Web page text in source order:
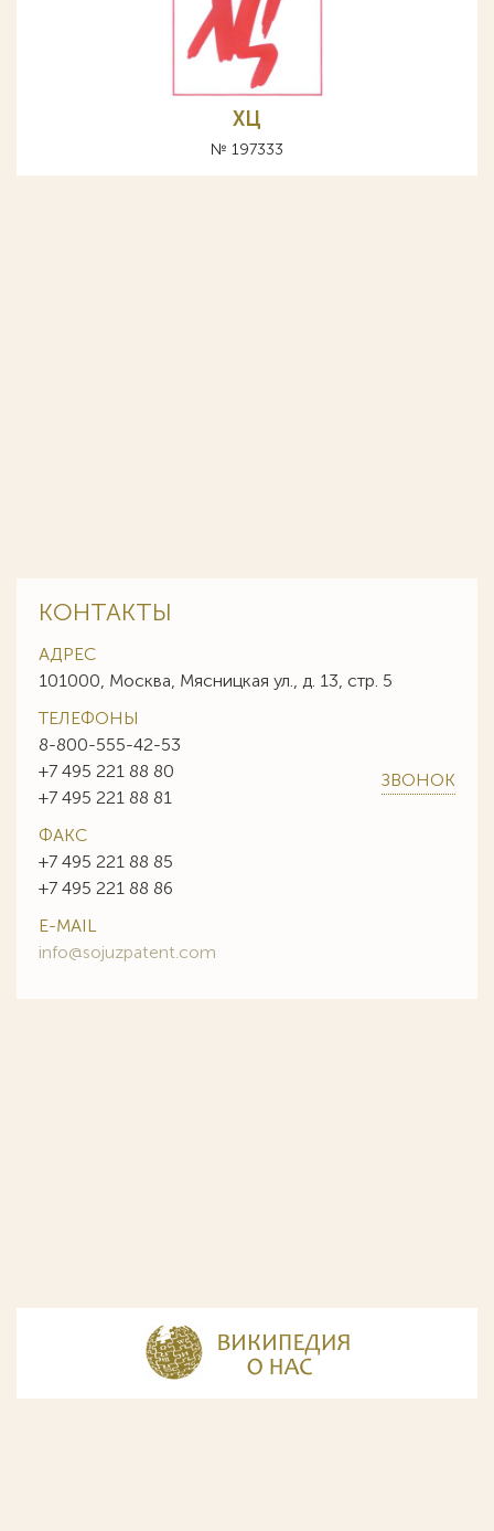
ХЦ
№ 197333
КОНТАКТЫ
АДРЕС
101000, Москва, Мясницкая ул., д. 13, стр. 5
ТЕЛЕФОНЫ
8-800-555-42-53
+7 495 221 88 80
+7 495 221 88 81
ЗВОНОК
ФАКС
+7 495 221 88 85
+7 495 221 88 86
E-MAIL
info@sojuzpatent.com